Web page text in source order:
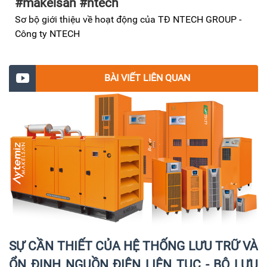
Ắc quy dòng OPzV 2V Dynex - Exide cho khả
năng xả sâu tốt.
Trong công nghệ OpzV, chất điện phân được cố
định toàn phần; trọng lượng riêng của chất điện
phân được phân bố đồng đều trong toàn khối do
#makelsan #ntech
Sơ bộ giới thiệu về hoạt động của TĐ NTECH GROUP -
Công ty NTECH
BÀI VIẾT LIÊN QUAN
SỰ CẦN THIẾT CỦA HỆ THỐNG LƯU TRỮ VÀ